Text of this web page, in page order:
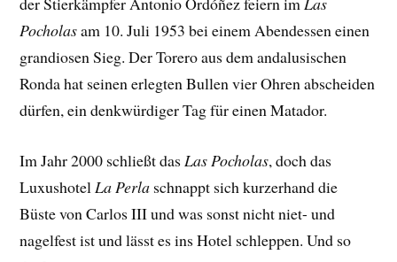
Pocholasam 10. Juli 1953 bei einem Abendessen einen
grandiosen Sieg. Der Torero aus dem andalusischen
Ronda hat seinen erlegten Bullen vier Ohren abscheiden
dürfen, ein denkwürdiger Tag für einen Matador.
Im Jahr 2000 schließt dasLas Pocholas, doch das
LuxushotelLa Perla schnappt sich kurzerhand die
Büste von Carlos III und was sonst nicht niet- und
nagelfest ist und lässt es ins Hotel schleppen. Und so